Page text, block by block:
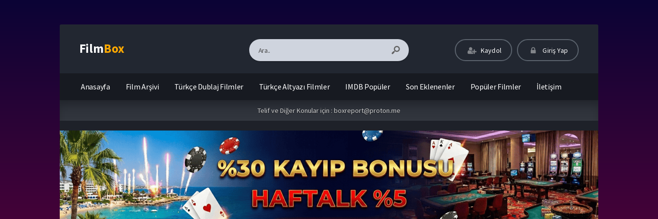
FilmBox Kaydol Giriş Yap
Anasayfa Film Arşivi Türkçe Dublaj Filmler Türkçe Altyazı Filmler IMDB Popüler Son Eklenenler Popüler Filmler İletişim
Telif ve Diğer Konular için : boxreport@proton.me